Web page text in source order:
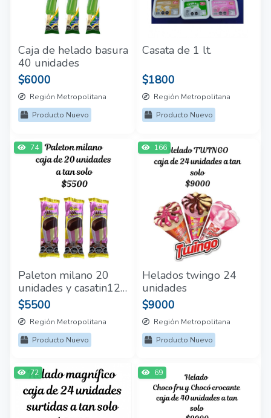
Caja de helado basura
40 unidades
$6000
Región Metropolitana
Producto Nuevo
Casata de 1 lt.
$1800
Región Metropolitana
Producto Nuevo
74
Paleton milano 20
unidades y casatin12
unidades
$5500
Región Metropolitana
Producto Nuevo
166
Helados twingo 24
unidades
$9000
Región Metropolitana
Producto Nuevo
72 69